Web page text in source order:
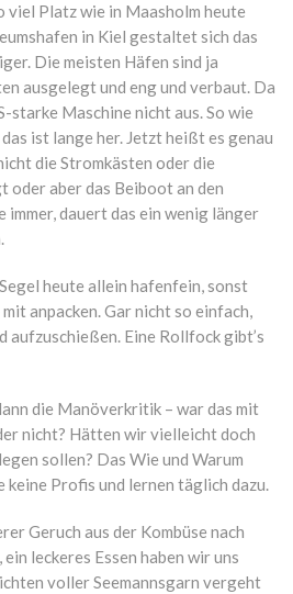
viel Platz wie in Maasholm heute
in Kiel gestaltet sich das
Die meisten Häfen sind ja
ausgelegt und eng und verbaut. Da
starke Maschine nicht aus. So wie
ist lange her. Jetzt heißt es genau
die Stromkästen oder die
oder aber das Beiboot an den
dauert das ein wenig länger
heute allein hafenfein, sonst
anpacken. Gar nicht so einfach,
aufzuschießen. Eine Rollfock gibt’s
die Manöverkritik – war das mit
nicht? Hätten wir vielleicht doch
sollen? Das Wie und Warum
Profis und lernen täglich dazu.
Geruch aus der Kombüse nach
leckeres Essen haben wir uns
voller Seemannsgarn vergeht